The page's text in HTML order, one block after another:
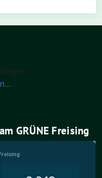
GRÜNE Freising